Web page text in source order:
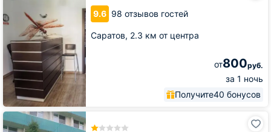
9.6 98 отзывов гостей
Саратов, 2.3 км от центра
от800руб.
за 1 ночь
Получите40 бонусов
Гостиница
Мечта